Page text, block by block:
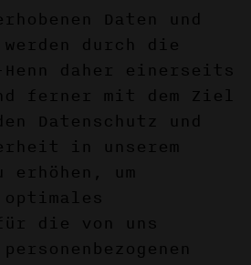
Daten und
durch die
Henn daher einerseits
ferner mit dem Ziel
Datenschutz und
in unserem
erhöhen, um
die von uns